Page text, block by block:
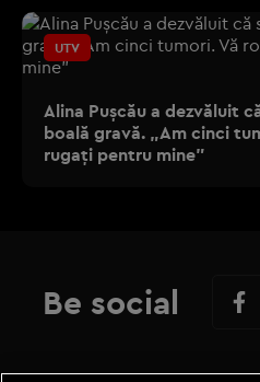
UTV
Alina Pușcău a dezvăluit
boală gravă. „Am cinci
rugați pentru mine”
Be social